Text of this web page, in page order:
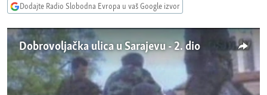
na
VIDEO
FOTOGALERIJE
INFOGRAFIKE
PODCASTI
RAT U UKRAJINI
KINA NA BALKANU
RSE PRIČE IZ SVIJETA
Dodajte Radio Slobodna Evropa u vaš Google izvor
Dobrovoljačka ulica u Sarajevu - 2. dio